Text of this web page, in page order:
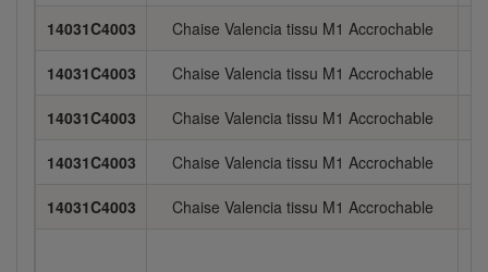
14031C4003 Chaise Valencia tissu M1 Accrochable
14031C4003 Chaise Valencia tissu M1 Accrochable
14031C4003 Chaise Valencia tissu M1 Accrochable
14031C4003 Chaise Valencia tissu M1 Accrochable
14031C4003 Chaise Valencia tissu M1 Accrochable